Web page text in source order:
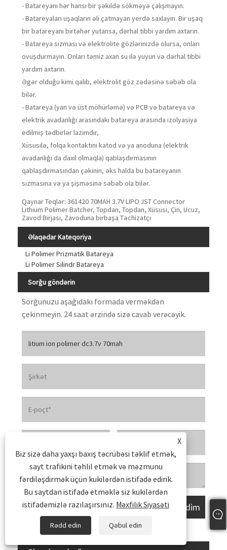
- Batareyanı hər hansı bir şəkildə sökməyə çalışmayın.
- Batareyaları uşaqların əli çatmayan yerdə saxlayın. Bir uşaq
bir batareyanı birtəhər yutansa, dərhal tibbi yardım axtarın.
- Batareya sızması və elektrolite gözlərinizdə olursa, onları
ovuşdurmayın. Onları təmiz axan su ilə yuyun və dərhal tibbi
yardım axtarın.
Əgər olduğu kimi qalıb, elektrolit göz zədəsinə səbəb ola
bilər.
- Batareya (yan və üst möhürləmə) və PCB və batareya və
elektrik avadanlığı arasındakı batareya arasında izolyasiya
edilmiş tədbirlər lazımdır,
Xüsusilə, folqa kontaktını katod və ya anoduna (elektrik
avadanlığı da daxil olmaqla) qablaşdırmasının
qablaşdırmasından çəkinin, əks halda bu batareyanın
sızmasına və ya şişməsinə səbəb ola bilər.
Qaynar Teqlər: 361420 70MAH 3.7V LIPO JST Connector
Lithium Polimer Batcher, Topdan, Topdan, Xüsusi, Çin, Ucuz,
Zavod Birjası, Zavoduna birbaşa Təchizatçı
Əlaqədar Kateqoriya
Li Polimer Prizmatik Batareya
Li Polimer Silindr Batareya
Sorğu göndərin
Sorğunuzu aşağıdakı formada verməkdən
çekinmeyin. 24 saat ərzində sizə cavab verəcəyik.
X
Biz sizə daha yaxşı baxış təcrübəsi təklif etmək,
sayt trafikini təhlil etmək və məzmunu
fərdiləşdirmək üçün kukilərdən istifadə edirik.
Bu saytdan istifadə etməklə siz kukilərdən
istifadəmizlə razılaşırsınız. Məxfilik Siyasəti
Rədd edin Qəbul edin